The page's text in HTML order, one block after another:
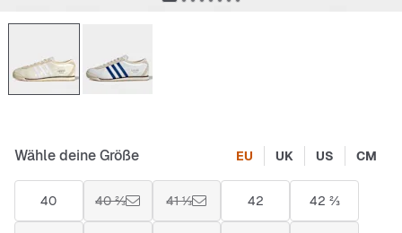
Wähle deine Größe EU UK US CM
40 40 ⅔ 41 ⅓ 42 42 ⅔